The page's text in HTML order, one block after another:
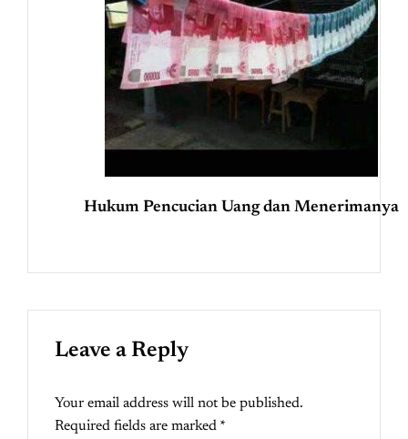
Hukum Pencucian Uang dan Menerimanya
Leave a Reply
Your email address will not be published.
Required fields are marked *